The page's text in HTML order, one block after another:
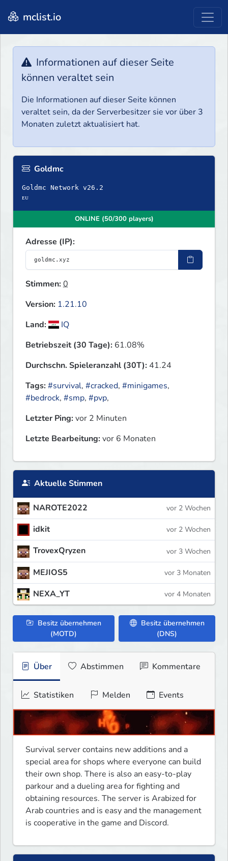
mclist.io
Informationen auf dieser Seite
können veraltet sein
Die Informationen auf dieser Seite können
veraltet sein, da der Serverbesitzer sie vor über 3
Monaten zuletzt aktualisiert hat.
Goldmc
Goldmc Network v26.2
ᴇᴜ
ONLINE (50/300 players)
Adresse (IP):
Stimmen:0
Version: 1.21.10
Land:
IQ
Betriebszeit (30 Tage): 61.08%
Durchschn. Spieleranzahl (30T): 41.24
Tags:#survival, #cracked, #minigames,
#bedrock, #smp, #pvp,
Letzter Ping:vor 2 Minuten
Letzte Bearbeitung:vor 6 Monaten
Aktuelle Stimmen
NAROTE2022 vor 2 Wochen
idkit vor 2 Wochen
TrovexQryzen vor 3 Wochen
MEJIOS5 vor 3 Monaten
NEXA_YT vor 4 Monaten
Besitz übernehmen
(MOTD)
Besitz übernehmen
(DNS)
Über Abstimmen Kommentare
Statistiken Melden Events
Survival server contains new additions and a
special area for shops where everyone can build
their own shop. There is also an easy-to-play
parkour and a dueling area for fighting and
obtaining resources. The server is Arabized for
Arab countries and is easy and the management
is cooperative in the game and Discord.